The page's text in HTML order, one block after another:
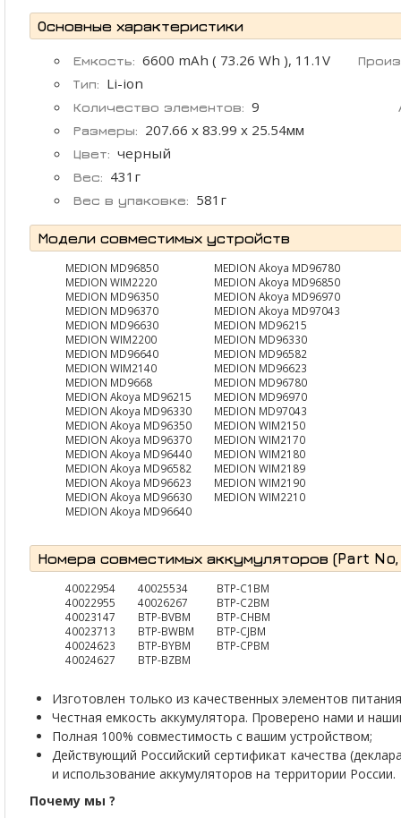
Основные характеристики
Емкость: 6600 mAh ( 73.26 Wh ), 11.1V
Тип: Li-ion
Количество элементов: 9
Размеры: 207.66 x 83.99 x 25.54мм
Цвет: черный
Вес: 431г
Вес в упаковке: 581г
Модели совместимых устройств
MEDION MD96850
MEDION WIM2220
MEDION MD96350
MEDION MD96370
MEDION MD96630
MEDION WIM2200
MEDION MD96640
MEDION WIM2140
MEDION MD9668
MEDION Akoya MD96215
MEDION Akoya MD96330
MEDION Akoya MD96350
MEDION Akoya MD96370
MEDION Akoya MD96440
MEDION Akoya MD96582
MEDION Akoya MD96623
MEDION Akoya MD96630
MEDION Akoya MD96640
MEDION Akoya MD96780
MEDION Akoya MD96850
MEDION Akoya MD96970
MEDION Akoya MD97043
MEDION MD96215
MEDION MD96330
MEDION MD96582
MEDION MD96623
MEDION MD96780
MEDION MD96970
MEDION MD97043
MEDION WIM2150
MEDION WIM2170
MEDION WIM2180
MEDION WIM2189
MEDION WIM2190
MEDION WIM2210
Номера совместимых аккумуляторов (Part No,
40022954
40022955
40023147
40023713
40024623
40024627
40025534
40026267
BTP-BVBM
BTP-BWBM
BTP-BYBM
BTP-BZBM
BTP-C1BM
BTP-C2BM
BTP-CHBM
BTP-CJBM
BTP-CPBM
Изготовлен только из качественных элементов
Честная емкость аккумулятора. Проверено нами и
Полная 100% совместимость с вашим устройством;
Действующий Российский сертификат качества
и использование аккумуляторов на территории России.
Почему мы ?